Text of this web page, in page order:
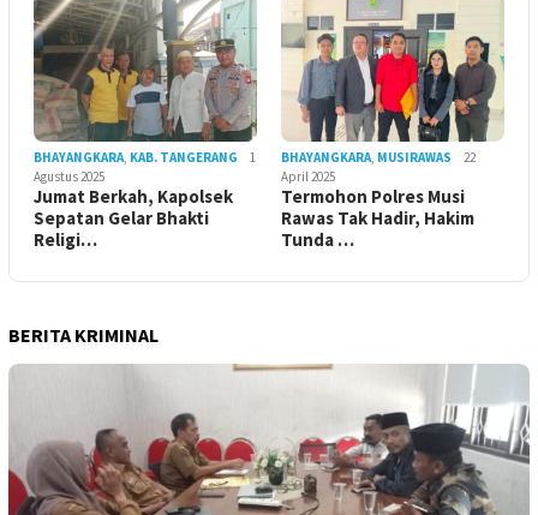
BHAYANGKARA KAB. TANGERANG
1
Agustus 2025
Jumat Berkah, Kapolsek
Sepatan Gelar Bhakti
Religi…
BHAYANGKARA MUSIRAWAS
22
April 2025
Termohon Polres Musi
Rawas Tak Hadir, Hakim
Tunda …
BERITA KRIMINAL